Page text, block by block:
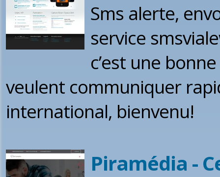
Sms alerte,
service
c’est une
veulent communiquer
international, bienvenu!
Piramédia -